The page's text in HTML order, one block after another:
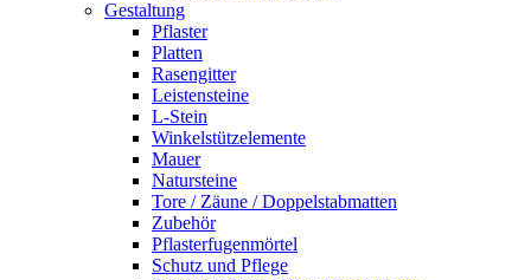
Gestaltung
Pflaster
Platten
Rasengitter
Leistensteine
L-Stein
Winkelstützelemente
Mauer
Natursteine
Tore / Zäune / Doppelstabmatten
Zubehör
Pflasterfugenmörtel
Schutz und Pflege